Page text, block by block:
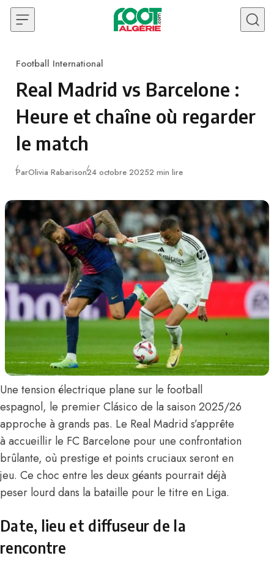
Skip to content
Category
Football International
Real Madrid vs Barcelone :
Heure et chaîne où regarder
le match
ParOlivia RabarisonPublié
24 octobre 20252 min lire
Une tension électrique plane sur le football
espagnol, le premier Clásico de la saison 2025/26
approche à grands pas. Le Real Madrid s’apprête
à accueillir le FC Barcelone pour une confrontation
brûlante, où prestige et points cruciaux seront en
jeu. Ce choc entre les deux géants pourrait déjà
peser lourd dans la bataille pour le titre en Liga.
Date, lieu et diffuseur de la
rencontre